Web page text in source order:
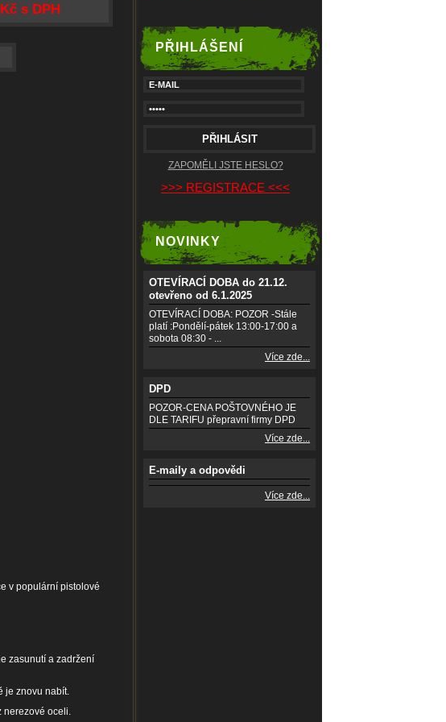
s DPH
v populární pistolové
zasunutí a zadržení
je znovu nabít.
nerezové oceli.
PŘIHLÁŠENÍ
ZAPOMĚLI JSTE HESLO?
>>> REGISTRACE <<<
NOVINKY
OTEVÍRACÍ DOBA do 21.12.
otevřeno od 6.1.2025
OTEVÍRACÍ DOBA: POZOR -Stále
platí :Pondělí-pátek 13:00-17:00 a
sobota 08:30 - ...
Více zde...
DPD
POZOR-CENA POŠTOVNÉHO JE
DLE TARIFU přepravní firmy DPD
Více zde...
E-maily a odpovědi
Více zde...